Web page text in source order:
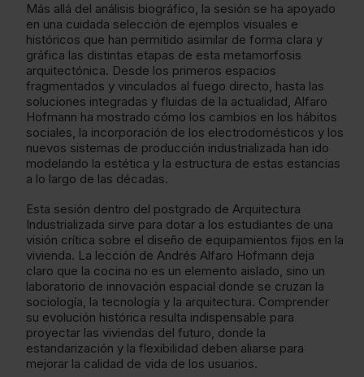
Más allá del análisis biográfico, la sesión se ha apoyado
en una cuidada selección de ejemplos visuales e
históricos que han permitido asimilar de forma clara y
gráfica las distintas etapas de esta metamorfosis
arquitectónica. Desde los primeros espacios
fragmentados y vinculados al fuego directo, hasta las
soluciones integradas y fluidas de la actualidad, Alfaro
Hofmann ha mostrado cómo los cambios en los hábitos
sociales, la incorporación de los electrodomésticos y los
nuevos sistemas de producción industrializada han ido
modelando la estética y la estructura de estas estancias
a lo largo de las décadas.
Esta sesión dentro del postgrado de Arquitectura
Industrializada sirve para dotar a los estudiantes de una
visión crítica sobre el diseño de equipamientos fijos en la
vivienda. La lección de Andrés Alfaro Hofmann deja
claro que la cocina no es un elemento aislado, sino un
laboratorio de innovación espacial donde se cruzan la
sociología, la tecnología y la arquitectura. Comprender
su evolución histórica resulta indispensable para
proyectar las viviendas del futuro, donde la
estandarización y la flexibilidad deben aliarse para
mejorar la calidad de vida de los usuarios.